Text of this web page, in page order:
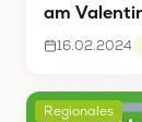
am
16.02.2024
Regionales